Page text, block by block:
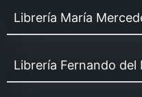
Librería María
Librería Fernando del